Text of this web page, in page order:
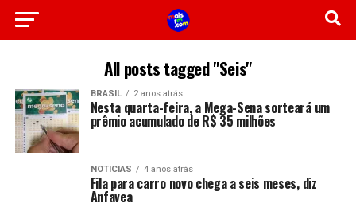
All posts tagged "Seis"
BRASIL 2 anos atrás
Nesta quarta-feira, a Mega-Sena sorteará um
prêmio acumulado de R$ 35 milhões
NOTICIAS 4 anos atrás
Fila para carro novo chega a seis meses, diz
Anfavea